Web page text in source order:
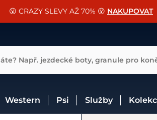
SLEVA 13% na vše od Cassini! CHCI SLEVU
😮 CRAZY SLEVY AŽ 70% 😮 NAKUPOVAT
a doplňky k vybraným sedlům ZDARMA 🐴
Např. jezdecké boty, granule pro
Western Psi Služby